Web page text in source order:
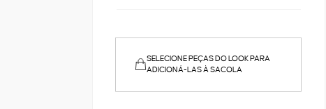
SELECIONE PEÇAS DO LOOK PARA
ADICIONÁ-LAS À SACOLA